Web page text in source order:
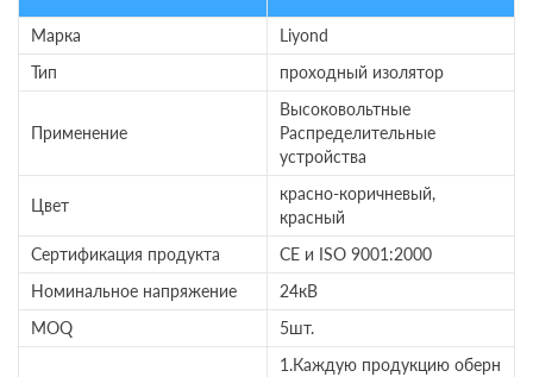
Марка
Liyond
Тип
проходный изолятор
Применение
Высоковольтные
Распределительные
устройства
Цвет
красно-коричневый,
красный
Сертификация продукта
CE и ISO 9001:2000
Номинальное напряжение
24кВ
MOQ
5шт.
1.Каждую продукцию оберн